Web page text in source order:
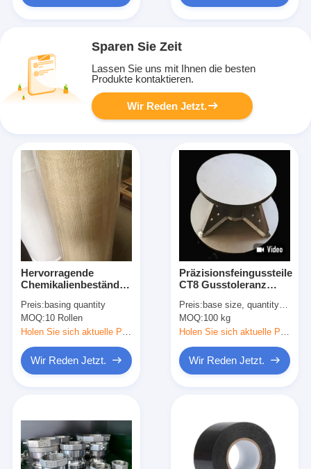
Sparen Sie Zeit
Lassen Sie uns mit Ihnen die besten
Produkte kontaktieren.
Wir Reden Jetzt.
Hervorragende
Chemikalienbeständigkeit
Glasfasergewebe 0,8
mm Dicke für flexible
Verpackungslösungen
Preis: basing quantity
MOQ:10 Rollen
Wir Reden Jetzt.
Präzisionsfeingussteile
CT8 Gusstoleranz
Gussteile
Preis: base size, quantity etc.
MOQ:100 kg
Wir Reden Jetzt.